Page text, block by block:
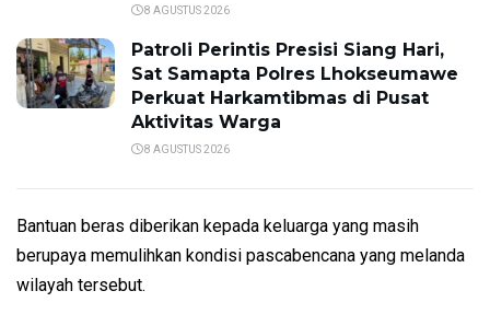
8 AGUSTUS 2026
Patroli Perintis Presisi Siang Hari,
Sat Samapta Polres Lhokseumawe
Perkuat Harkamtibmas di Pusat
Aktivitas Warga
8 AGUSTUS 2026
Bantuan beras diberikan kepada keluarga yang masih
berupaya memulihkan kondisi pascabencana yang melanda
wilayah tersebut.